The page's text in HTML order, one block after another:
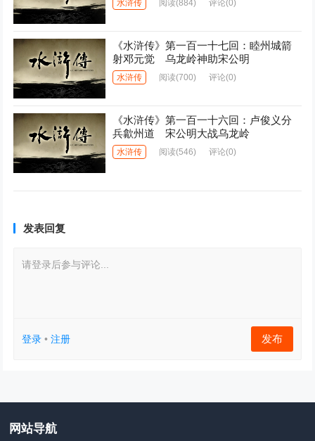
水浒传 阅读(884) 评论(0)
《水浒传》第一百一十七回：睦州城箭
射邓元觉 乌龙岭神助宋公明
水浒传 阅读(700) 评论(0)
《水浒传》第一百一十六回：卢俊义分
兵歙州道 宋公明大战乌龙岭
水浒传 阅读(546) 评论(0)
发表回复
请登录后参与评论...
登录 •注册 发布
网站导航